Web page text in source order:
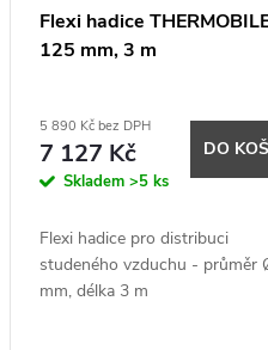
Flexi hadice
125 mm, 3 m
5 890 Kč bez DPH
7 127 Kč
Skladem>5 ks
DO
Flexi hadice pro distribuci
studeného vzduchu - průměr
mm, délka 3 m